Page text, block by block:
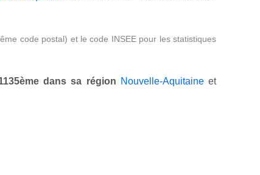
code postal) et le code INSEE pour les statistiques
dans sa région Nouvelle-Aquitaineet